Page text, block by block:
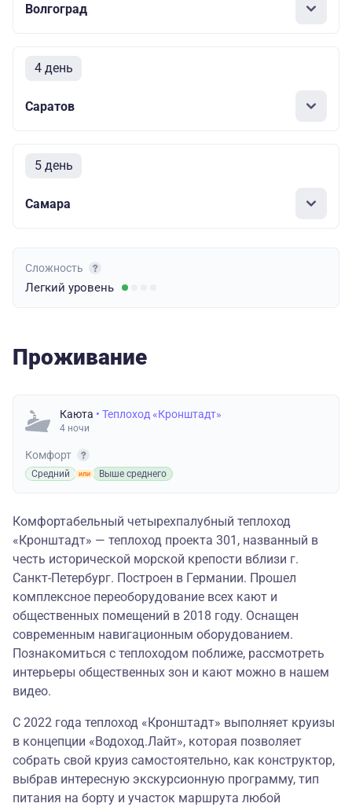
Волгоград
4 день
Саратов
5 день
Самара
Сложность
Легкий уровень
Проживание
Каюта • Теплоход «Кронштадт»
4 ночи
Комфорт
Средний Выше среднего
Комфортабельный четырехпалубный теплоход
«Кронштадт» — теплоход проекта 301, названный в
честь исторической морской крепости вблизи г.
Санкт-Петербург. Построен в Германии. Прошел
комплексное переоборудование всех кают и
общественных помещений в 2018 году. Оснащен
современным навигационным оборудованием.
Познакомиться с теплоходом поближе, рассмотреть
интерьеры общественных зон и кают можно в нашем
видео.
С 2022 года теплоход «Кронштадт» выполняет круизы
в концепции «Водоход.Лайт», которая позволяет
собрать свой круиз самостоятельно, как конструктор,
выбрав интересную экскурсионную программу, тип
питания на борту и участок маршрута любой